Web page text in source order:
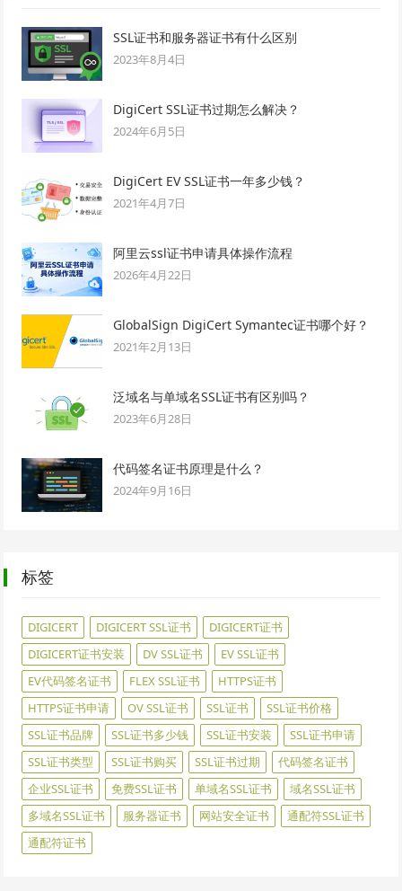
SSL证书和服务器证书有什么区别
2023年8月4日
DigiCert SSL证书过期怎么解决？
2024年6月5日
DigiCert EV SSL证书一年多少钱？
2021年4月7日
阿里云ssl证书申请具体操作流程
2026年4月22日
GlobalSign DigiCert Symantec证书哪个好？
2021年2月13日
泛域名与单域名SSL证书有区别吗？
2023年6月28日
代码签名证书原理是什么？
2024年9月16日
标签
DIGICERT DIGICERT SSL证书
DIGICERT证书
DIGICERT证书安装
DV SSL证书
EV SSL证书
EV代码签名证书
FLEX SSL证书
HTTPS证书
HTTPS证书申请
OV SSL证书 SSL证书
SSL证书价格
SSL证书品牌
SSL证书多少钱 SSL证书安装
SSL证书申请
SSL证书类型
SSL证书购买 SSL证书过期
代码签名证书
企业SSL证书
免费SSL证书 单域名SSL证书
域名SSL证书
多域名SSL证书
服务器证书 网站安全证书
通配符SSL证书
通配符证书